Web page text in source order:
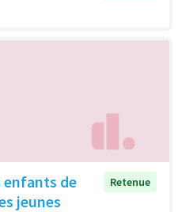
enfants de
jeunes
Retenue